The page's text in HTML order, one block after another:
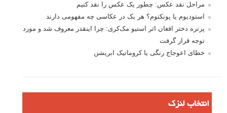
مراحل نقد عکس: چطور یک عکس را نقد کنیم
استودیوم یا پونکتوم؟ هر یک در عکاسی چه مفهومی دارند
پرتره دختر افغان اثر استیو مک‌کری: چرا اینقدر معروف شد و مورد
توجه قرار گرفت
خطای اعوجاج رنگی یا کروماتیک ابریشن
انتخاب لنزک